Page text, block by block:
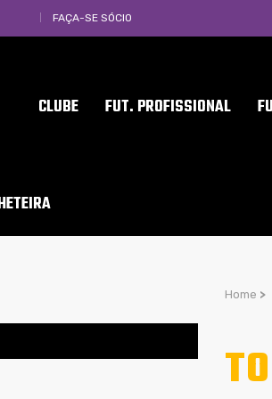
FAÇA-SE SÓCIO
CLUBE FUT. PROFISSIONAL
Home >